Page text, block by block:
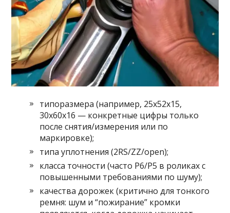
типоразмера (например, 25x52x15,
30x60x16 — конкретные цифры только
после снятия/измерения или по
маркировке);
типа уплотнения (2RS/ZZ/open);
класса точности (часто P6/P5 в роликах с
повышенными требованиями по шуму);
качества дорожек (критично для тонкого
ремня: шум и “пожирание” кромки